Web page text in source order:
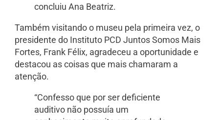
concluiu Ana Beatriz.
Também visitando o museu pela primeira vez, o
presidente do Instituto PCD Juntos Somos Mais
Fortes, Frank Félix, agradeceu a oportunidade e
destacou as coisas que mais chamaram a
atenção.
“Confesso que por ser deficiente
auditivo não possuía um